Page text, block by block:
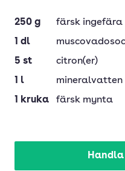
250 g
färsk ingefära
1 dl
5 st
citron(er)
1 l
mineralvatten
1
kruka färsk mynta